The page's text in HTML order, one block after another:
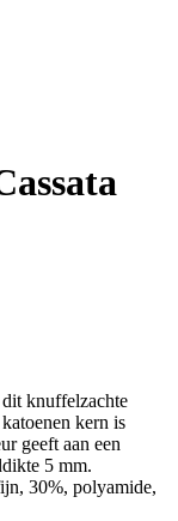
knuffelzachte
kern is
geeft aan een
5 mm.
30%, polyamide,